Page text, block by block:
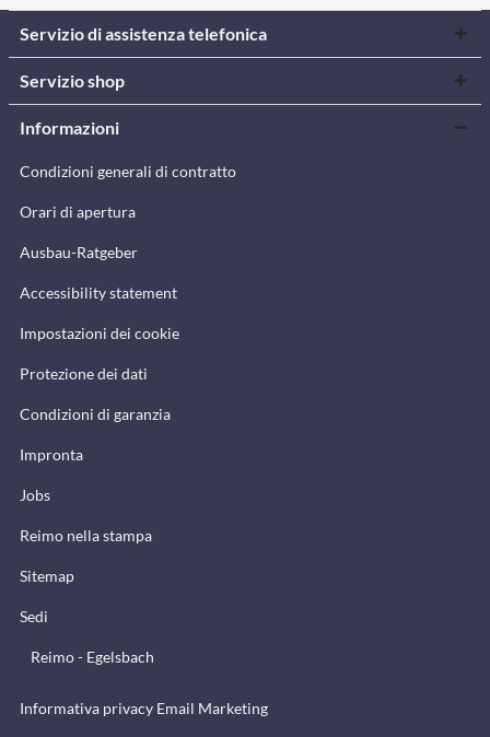
Servizio di assistenza telefonica
Servizio shop
Informazioni
Condizioni generali di contratto
Orari di apertura
Ausbau-Ratgeber
Accessibility statement
Impostazioni dei cookie
Protezione dei dati
Condizioni di garanzia
Impronta
Jobs
Reimo nella stampa
Sitemap
Sedi
Reimo - Egelsbach
Informativa privacy Email Marketing